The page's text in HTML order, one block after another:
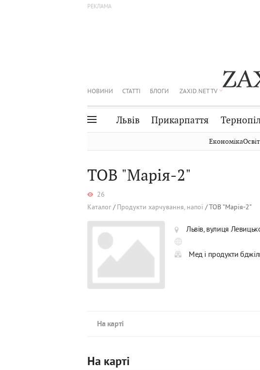
НОВИНИ СТАТТІ БЛОГИ ZAXID.NET TV
Львів Прикарпаття
Волинь
Закарпаття
Чернівці
Стрий
Економіка
ТОВ "Марія-2"
26
Каталог
Продукти харчування, напої ТОВ "Марія-2"
Львів, вулиця
Мед і продукти
На карті
На карті